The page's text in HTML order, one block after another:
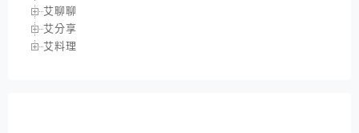
艾聊聊
艾分享
艾料理